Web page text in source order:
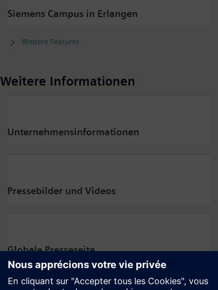
Siemens Campus in Erlangen
Weitere Features
Weitere Informationen
Unternehmensinformationen
Pressebilder und Videos
Globale Presseseite